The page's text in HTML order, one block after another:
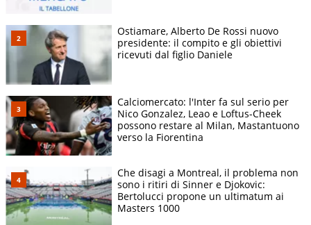
Ostiamare, Alberto De Rossi nuovo
presidente: il compito e gli obiettivi
ricevuti dal figlio Daniele
Calciomercato: l'Inter fa sul serio per
Nico Gonzalez, Leao e Loftus-Cheek
possono restare al Milan, Mastantuono
verso la Fiorentina
Che disagi a Montreal, il problema non
sono i ritiri di Sinner e Djokovic:
Bertolucci propone un ultimatum ai
Masters 1000